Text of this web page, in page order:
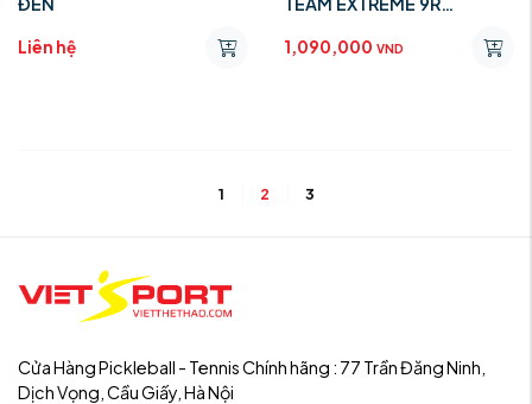
Liên hệ 1,090,000 VND
1 2 3
Cửa Hàng Pickleball - Tennis Chính hãng : 77 Trần Đăng Ninh,
Dịch Vọng, Cầu Giấy, Hà Nội